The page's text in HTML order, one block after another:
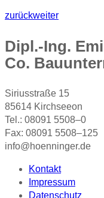
zurückweiter
Dipl.-Ing.
Co.
Siriusstraße 15
85614 Kirchseeon
Tel.: 08091 5508–0
Fax: 08091 5508–125
info@hoenninger.de
Kontakt
Impressum
Datenschutz